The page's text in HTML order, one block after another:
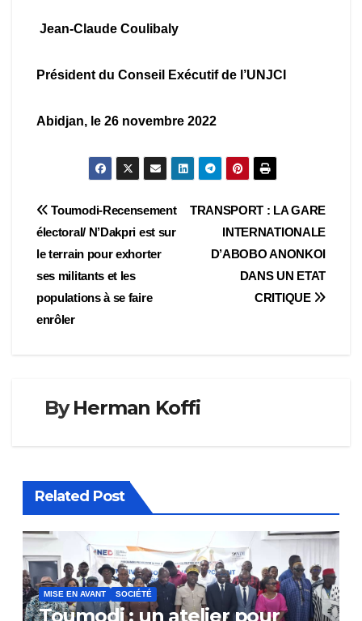
Jean-Claude Coulibaly
Président du Conseil Exécutif de l’UNJCI
Abidjan, le 26 novembre 2022
Navigation
de
l’article
TRANSPORT : LA GARE
INTERNATIONALE
D’ABOBO ANONKOI
DANS UN ETAT
CRITIQUE
Toumodi-Recensement
électoral/ N’Dakpri est sur
le terrain pour exhorter
ses militants et les
populations à se faire
enrôler
ByHerman Koffi
Related Post
MISE EN AVANT SOCIÉTÉ
Toumodi : un atelier pour